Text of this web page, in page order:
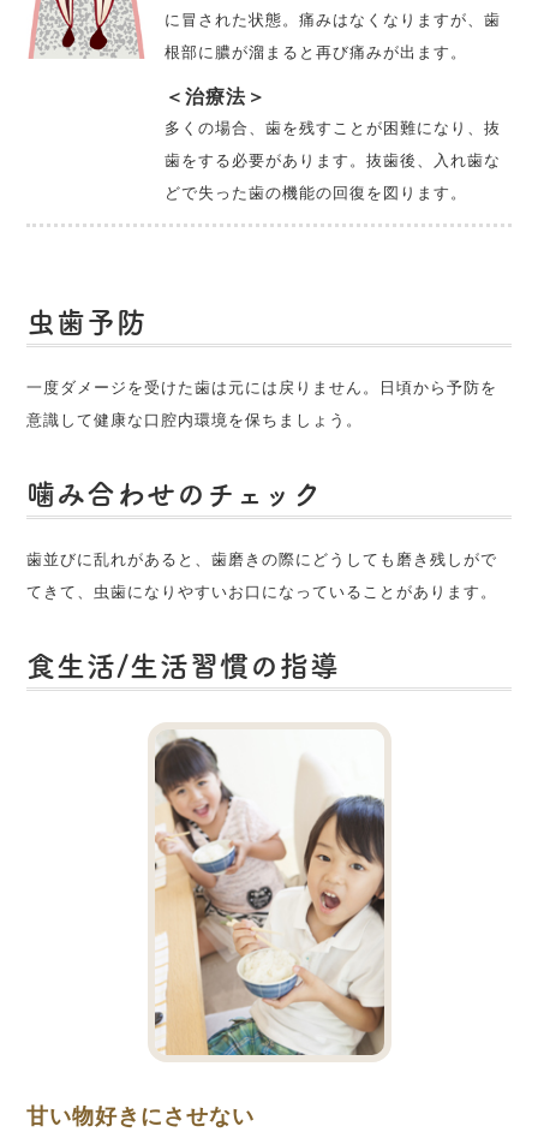
に冒された状態。痛みはなくなりますが、歯
根部に膿が溜まると再び痛みが出ます。
＜治療法＞
多くの場合、歯を残すことが困難になり、抜
歯をする必要があります。抜歯後、入れ歯な
どで失った歯の機能の回復を図ります。
虫歯予防
一度ダメージを受けた歯は元には戻りません。日頃から予防を
意識して健康な口腔内環境を保ちましょう。
噛み合わせのチェック
歯並びに乱れがあると、歯磨きの際にどうしても磨き残しがで
てきて、虫歯になりやすいお口になっていることがあります。
食生活/生活習慣の指導
甘い物好きにさせない